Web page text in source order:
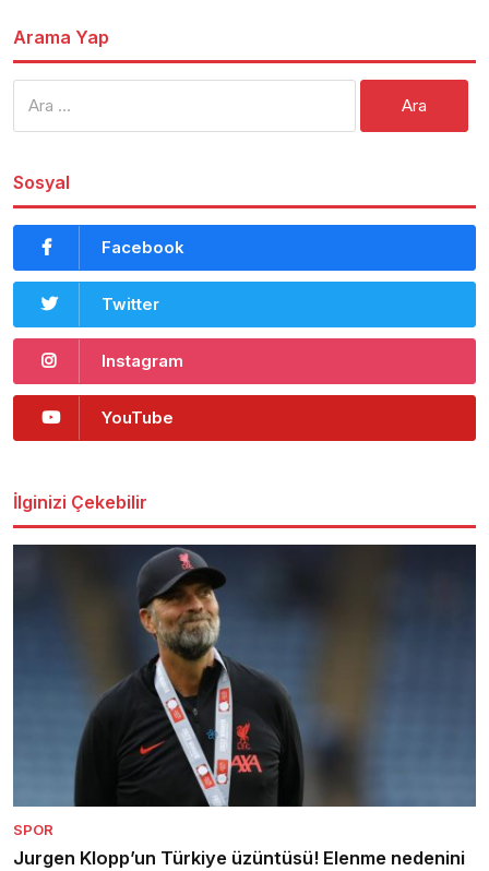
Arama Yap
Sosyal
Facebook
Twitter
Instagram
YouTube
İlginizi Çekebilir
SPOR
Jurgen Klopp’un Türkiye üzüntüsü! Elenme nedenini